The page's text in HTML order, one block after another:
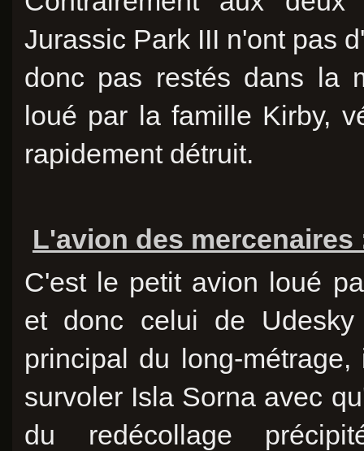
Jurassic Park III n'ont pas
donc pas restés dans la
loué par la famille Kirby,
rapidement détruit.
L'avion des
C'est le petit avion loué
et donc celui de
principal du long-
survoler Isla Sorna avec
du redécollage